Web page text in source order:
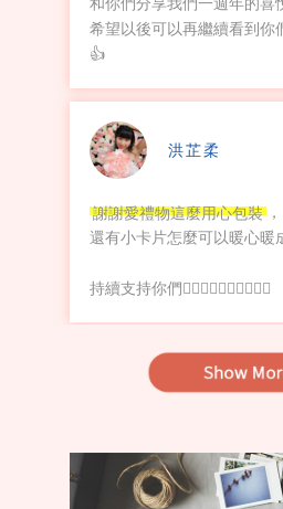
和你們分享我們一週年的喜
希望以後可以再繼續看到你
👍
洪芷柔
謝謝愛禮物這麼用心包裝，
還有小卡片怎麼可以暖心暖
持續支持你們👍🏻👍🏻👍🏻👍🏻👍🏻
黃雅筠
你們真的幫忙我好多
很謝謝你們～你們真的很棒